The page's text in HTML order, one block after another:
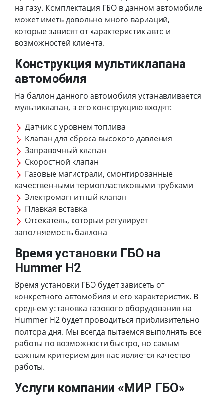
на газу. Комплектация ГБО в данном автомобиле
может иметь довольно много вариаций,
которые зависят от характеристик авто и
возможностей клиента.
Конструкция мультиклапана
автомобиля
На баллон данного автомобиля устанавливается
мультиклапан, в его конструкцию входят:
Датчик с уровнем топлива
Клапан для сброса высокого давления
Заправочный клапан
Скоростной клапан
Газовые магистрали, смонтированные
качественными термопластиковыми трубками
Электромагнитный клапан
Плавкая вставка
Отсекатель, который регулирует
заполняемость баллона
Время установки ГБО на
Hummer H2
Время установки ГБО будет зависеть от
конкретного автомобиля и его характеристик. В
среднем установка газового оборудования на
Hummer H2 будет проводиться приблизительно
полтора дня. Мы всегда пытаемся выполнять все
работы по возможности быстро, но самым
важным критерием для нас является качество
работы.
Услуги компании «МИР ГБО»